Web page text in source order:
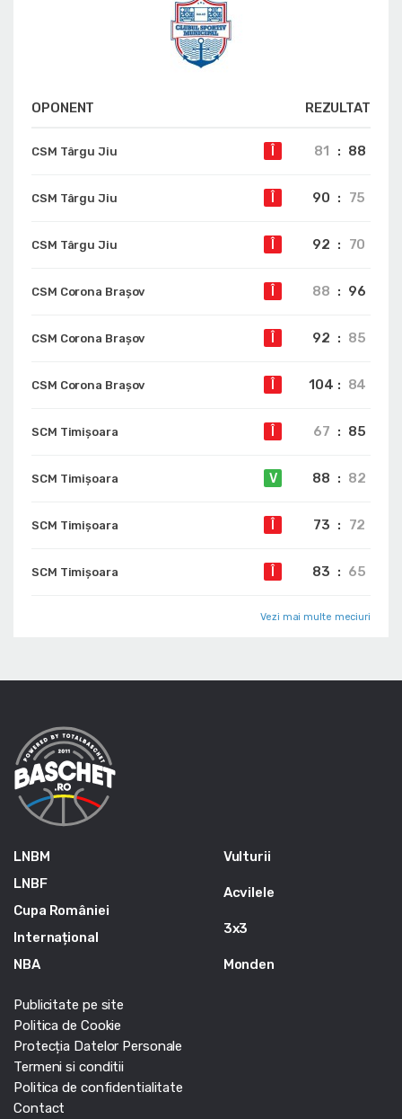
OPONENT REZULTAT
CSM Târgu Jiu 81 : 88
CSM Târgu Jiu 90 : 75
CSM Târgu Jiu 92 : 70
CSM Corona Braşov 88 : 96
CSM Corona Braşov 92 : 85
CSM Corona Braşov 104 : 84
SCM Timișoara 67 : 85
SCM Timișoara V 88 : 82
SCM Timișoara 73 : 72
SCM Timișoara 83 : 65
Vezi mai multe meciuri
LNBM
LNBF
Cupa României
Internațional
NBA
Vulturii
Acvilele
3x3
Monden
Publicitate pe site
Politica de Cookie
Protecția Datelor Personale
Termeni si conditii
Politica de confidentialitate
Contact